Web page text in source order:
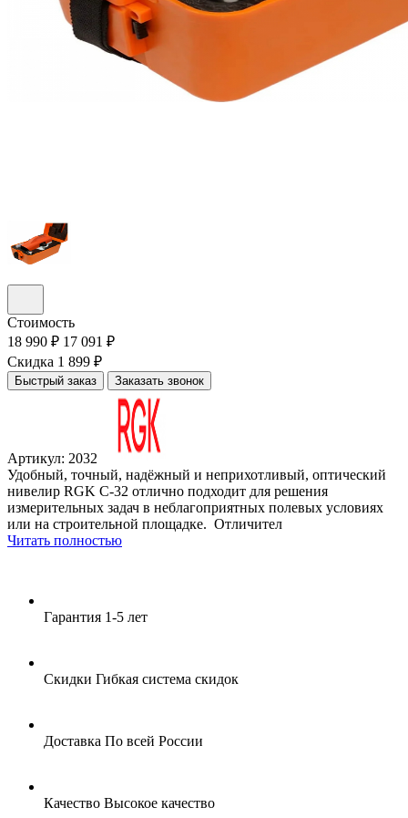
Стоимость
18 990 ₽ 17 091 ₽
Скидка 1 899 ₽
Быстрый заказ Заказать звонок
Артикул: 2032
Удобный, точный, надёжный и неприхотливый, оптический
нивелир RGK C-32 отлично подходит для решения
измерительных задач в неблагоприятных полевых условиях
или на строительной площадке. Отличител
Читать полностью
Гарантия 1-5 лет
Скидки Гибкая система скидок
Доставка По всей России
Качество Высокое качество